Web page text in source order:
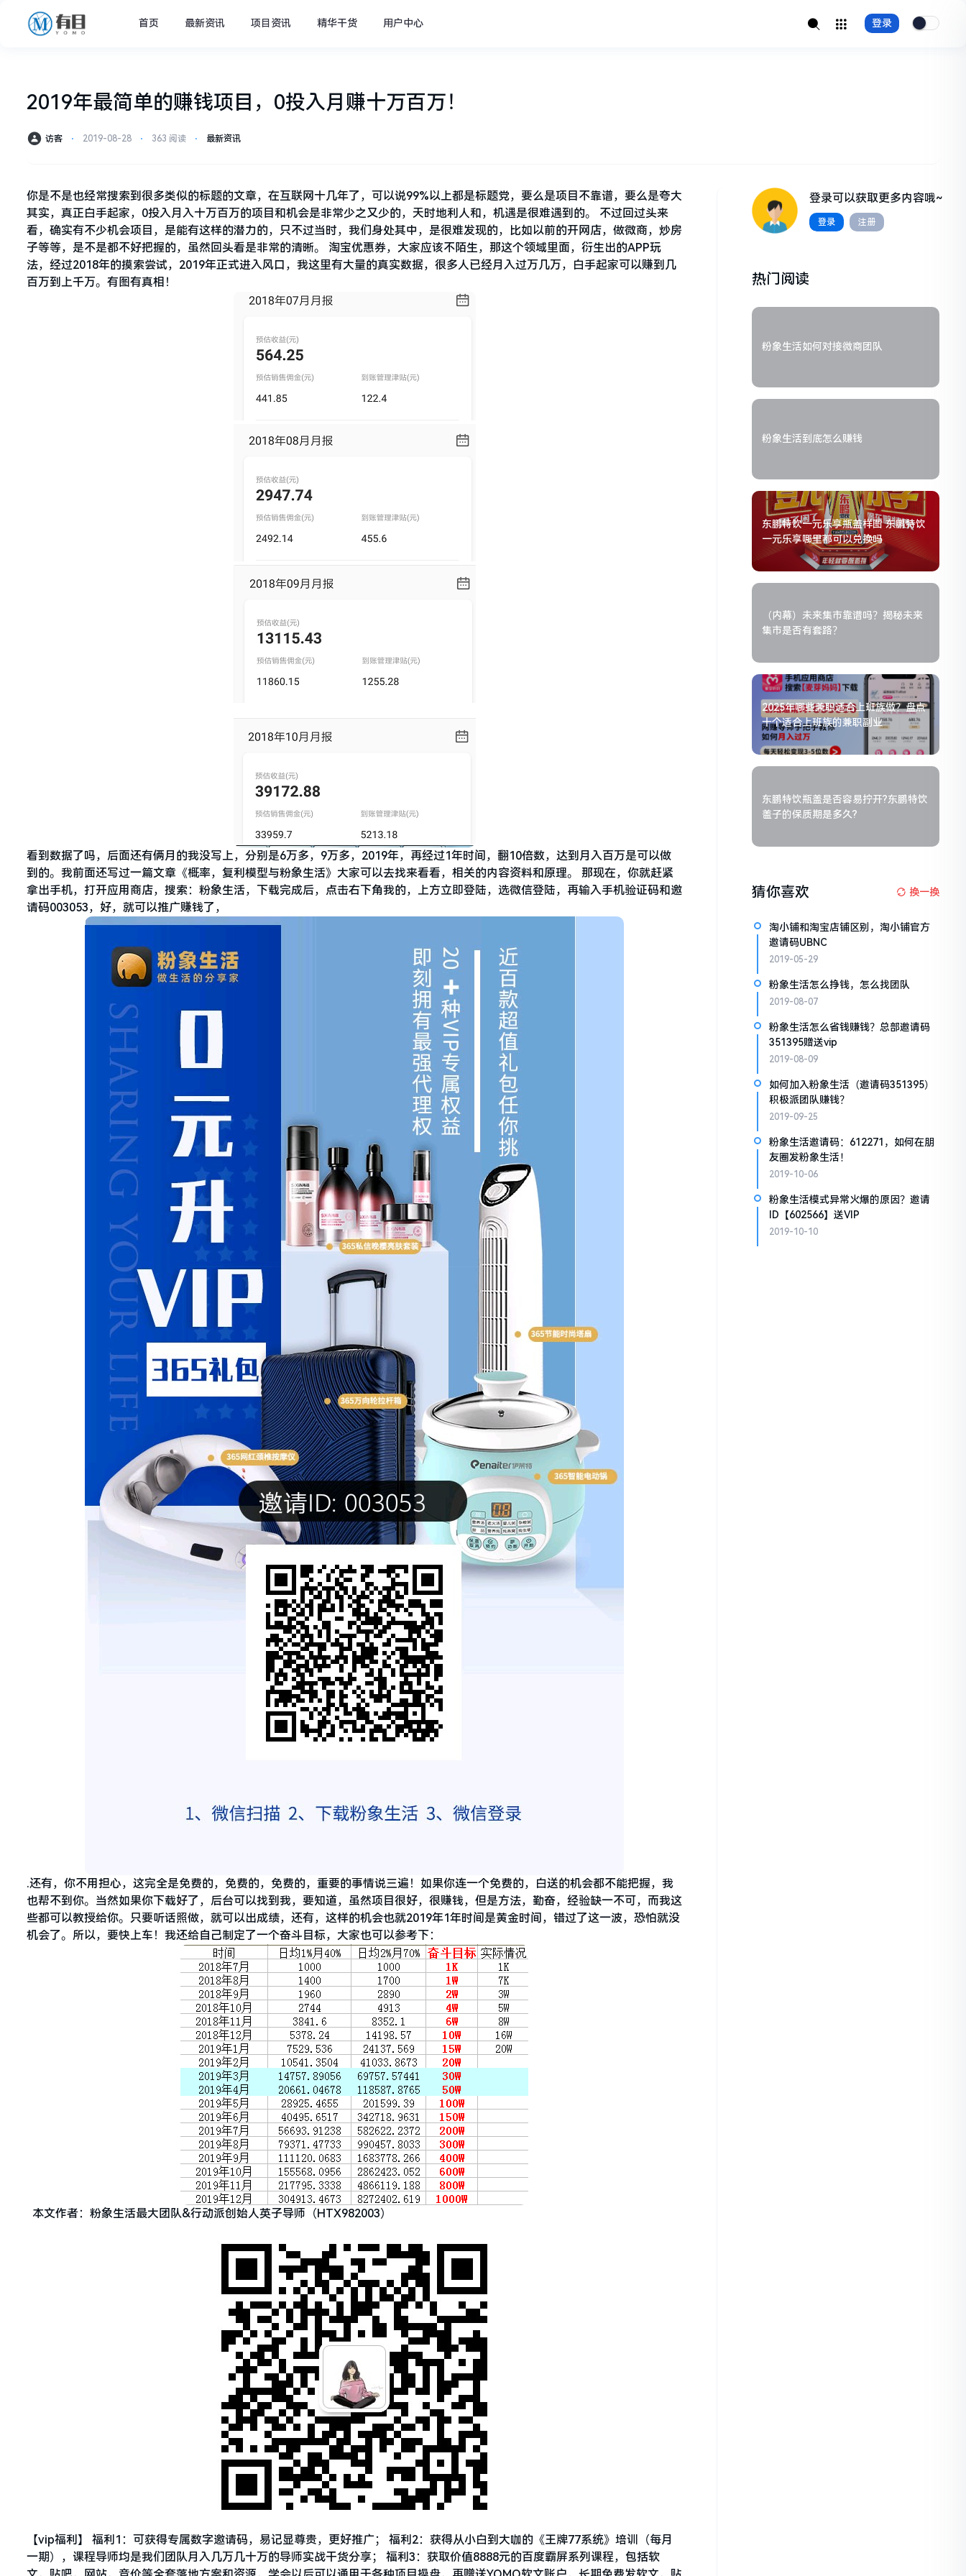
首页 最新资讯 项目资讯 精华干货 用户中心 登录
2019年最简单的赚钱项目，0投入月赚十万百万！
访客 ⋅ 2019-08-28 ⋅ 363 阅读 ⋅ 最新资讯
你是不是也经常搜索到很多类似的标题的文章，在互联网十几年了，可以说99%以上都是标题党，要么是项目不靠谱，要么是夸大
其实，真正白手起家，0投入月入十万百万的项目和机会是非常少之又少的，天时地利人和，机遇是很难遇到的。 不过回过头来
看，确实有不少机会项目，是能有这样的潜力的，只不过当时，我们身处其中，是很难发现的，比如以前的开网店，做微商，炒房
子等等，是不是都不好把握的，虽然回头看是非常的清晰。 淘宝优惠券，大家应该不陌生，那这个领域里面，衍生出的APP玩
法，经过2018年的摸索尝试，2019年正式进入风口，我这里有大量的真实数据，很多人已经月入过万几万，白手起家可以赚到几
百万到上千万。有图有真相！
看到数据了吗，后面还有俩月的我没写上，分别是6万多，9万多，2019年，再经过1年时间，翻10倍数，达到月入百万是可以做
到的。我前面还写过一篇文章《概率，复利模型与粉象生活》大家可以去找来看看，相关的内容资料和原理。 那现在，你就赶紧
拿出手机，打开应用商店，搜索：粉象生活，下载完成后，点击右下角我的，上方立即登陆，选微信登陆，再输入手机验证码和邀
请码003053，好，就可以推广赚钱了，
.还有，你不用担心，这完全是免费的，免费的，免费的，重要的事情说三遍！如果你连一个免费的，白送的机会都不能把握，我
也帮不到你。当然如果你下载好了，后台可以找到我，要知道，虽然项目很好，很赚钱，但是方法，勤奋，经验缺一不可，而我这
些都可以教授给你。只要听话照做，就可以出成绩，还有，这样的机会也就2019年1年时间是黄金时间，错过了这一波，恐怕就没
机会了。所以，要快上车！我还给自己制定了一个奋斗目标，大家也可以参考下：
本文作者：粉象生活最大团队&行动派创始人英子导师（HTX982003）
【vip福利】 福利1：可获得专属数字邀请码，易记显尊贵，更好推广； 福利2：获得从小白到大咖的《王牌77系统》培训（每月
一期），课程导师均是我们团队月入几万几十万的导师实战干货分享； 福利3：获取价值8888元的百度霸屏系列课程，包括软
登录可以获取更多内容哦~
登录 注册
热门阅读
粉象生活如何对接微商团队
粉象生活到底怎么赚钱
东鹏特饮一元乐享瓶盖样图 东鹏特饮
一元乐享哪里都可以兑换吗
（内幕）未来集市靠谱吗？揭秘未来
集市是否有套路？
2025年哪些兼职适合上班族做？盘点
十个适合上班族的兼职副业
东鹏特饮瓶盖是否容易拧开?东鹏特饮
盖子的保质期是多久?
猜你喜欢 换一换
淘小铺和淘宝店铺区别，淘小铺官方
邀请码UBNC
2019-05-29
粉象生活怎么挣钱，怎么找团队
2019-08-07
粉象生活怎么省钱赚钱？总部邀请码
351395赠送vip
2019-08-09
如何加入粉象生活（邀请码351395）
积极派团队赚钱？
2019-09-25
粉象生活邀请码：612271，如何在朋
友圈发粉象生活！
2019-10-06
粉象生活模式异常火爆的原因？邀请
ID【602566】送VIP
2019-10-10